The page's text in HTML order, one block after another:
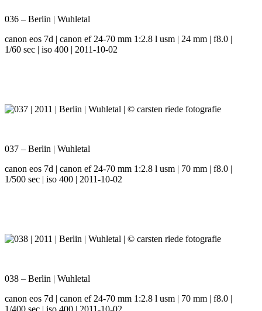
036 – Berlin | Wuhletal
canon eos 7d | canon ef 24-70 mm 1:2.8 l usm | 24 mm | f8.0 |
1/60 sec | iso 400 | 2011-10-02
037 – Berlin | Wuhletal
canon eos 7d | canon ef 24-70 mm 1:2.8 l usm | 70 mm | f8.0 |
1/500 sec | iso 400 | 2011-10-02
038 – Berlin | Wuhletal
canon eos 7d | canon ef 24-70 mm 1:2.8 l usm | 70 mm | f8.0 |
1/400 sec | iso 400 | 2011-10-02